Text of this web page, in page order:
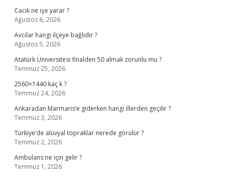
Cacık ne işe yarar ?
Ağustos 6, 2026
Avcılar hangi ilçeye bağlıdır ?
Ağustos 5, 2026
Atatürk Üniversitesi finalden 50 almak zorunlu mu ?
Temmuz 25, 2026
2560×1440 kaç k ?
Temmuz 24, 2026
Ankaradan Marmaris’e giderken hangi illerden geçilir ?
Temmuz 3, 2026
Türkiye’de alüvyal topraklar nerede görülür ?
Temmuz 2, 2026
Ambulans ne için gelir ?
Temmuz 1, 2026